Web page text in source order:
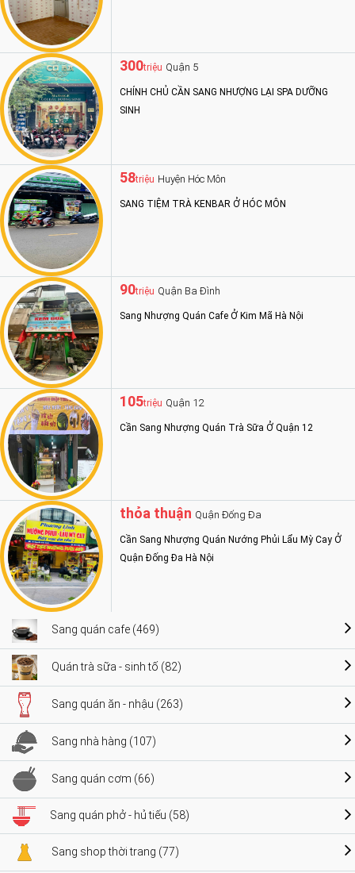
300triệu Quận 5
CHÍNH CHỦ CẦN SANG NHƯỢNG LẠI SPA DƯỠNG
SINH
58triệu Huyện Hóc Môn
SANG TIỆM TRÀ KENBAR Ở HÓC MÔN
90triệu Quận Ba Đình
Sang Nhượng Quán Cafe Ở Kim Mã Hà Nội
105triệu Quận 12
Cần Sang Nhượng Quán Trà Sữa Ở Quận 12
thỏa thuận Quận Đống Đa
Cần Sang Nhượng Quán Nướng Phủi Lẩu Mỳ Cay Ở
Quận Đống Đa Hà Nội
Sang quán cafe (469)
Quán trà sữa - sinh tố (82)
Sang quán ăn - nhậu (263)
Sang nhà hàng (107)
Sang quán cơm (66)
Sang quán phở - hủ tiếu (58)
Sang shop thời trang (77)